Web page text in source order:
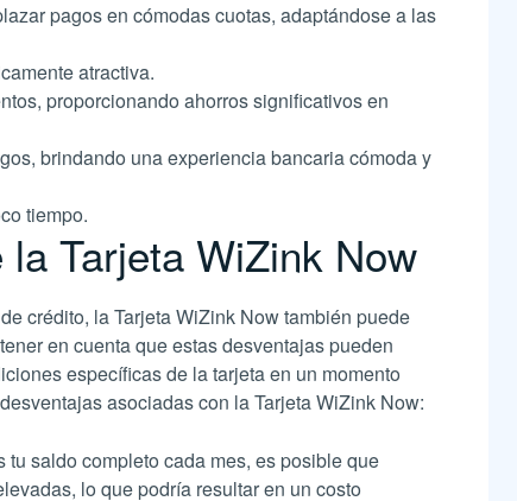
pagos en cómodas cuotas, adaptándose a las
atractiva.
proporcionando ahorros significativos en
brindando una experiencia bancaria cómoda y
tiempo.
Tarjeta WiZink Now
crédito, la Tarjeta WiZink Now también puede
en cuenta que estas desventajas pueden
específicas de la tarjeta en un momento
asociadas con la Tarjeta WiZink Now:
tu saldo completo cada mes, es posible que
lo que podría resultar en un costo